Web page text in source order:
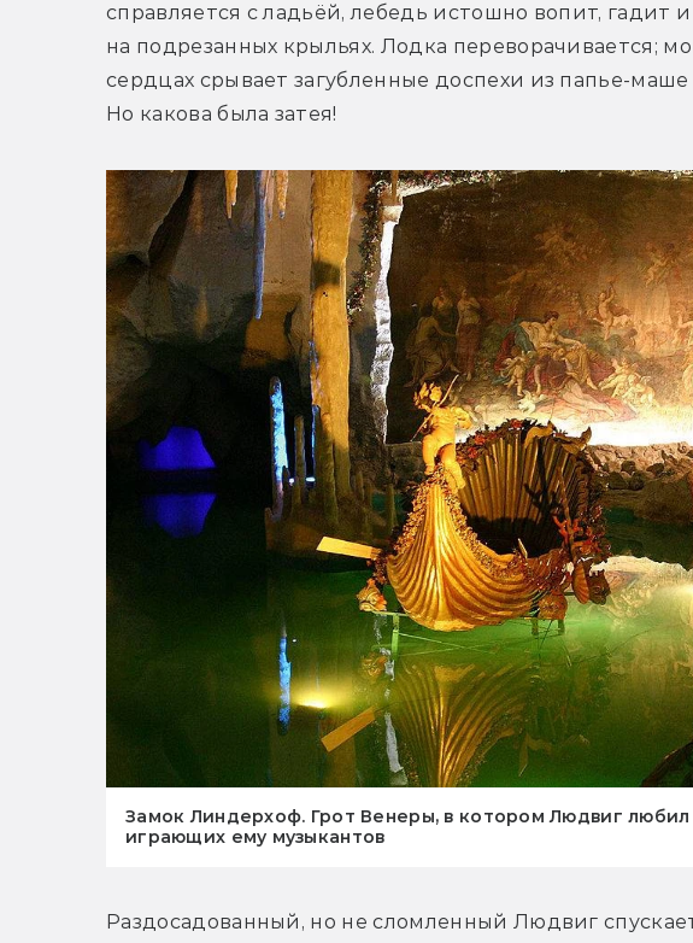
справляется с ладьёй, лебедь истошно вопит, гадит
на подрезанных крыльях. Лодка переворачивается;
сердцах срывает загубленные доспехи из папье-
Но какова была затея!
Замок Линдерхоф. Грот Венеры, в котором Людвиг любил
играющих ему музыкантов
Раздосадованный, но не сломленный Людвиг